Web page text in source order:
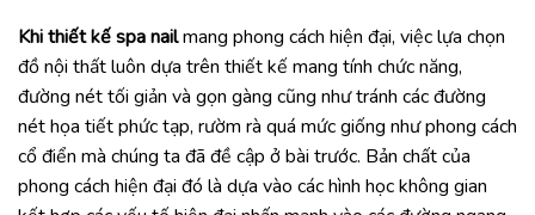
Khithiết kế spa nailmang phong cách hiện đại, việc lựa chọn
đồ nội thất luôn dựa trên thiết kế mang tính chức năng,
đường nét tối giản và gọn gàng cũng như tránh các đường
nét họa tiết phức tạp, rườm rà quá mức giống như phong cách
cổ điển mà chúng ta đã đề cập ở bài trước. Bản chất của
phong cách hiện đại đó là dựa vào các hình học không gian